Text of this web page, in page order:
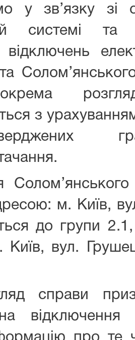
у зв’язку зі
системі та
відключень
з
м. Київ,
до групи
вул.
справи
відключення